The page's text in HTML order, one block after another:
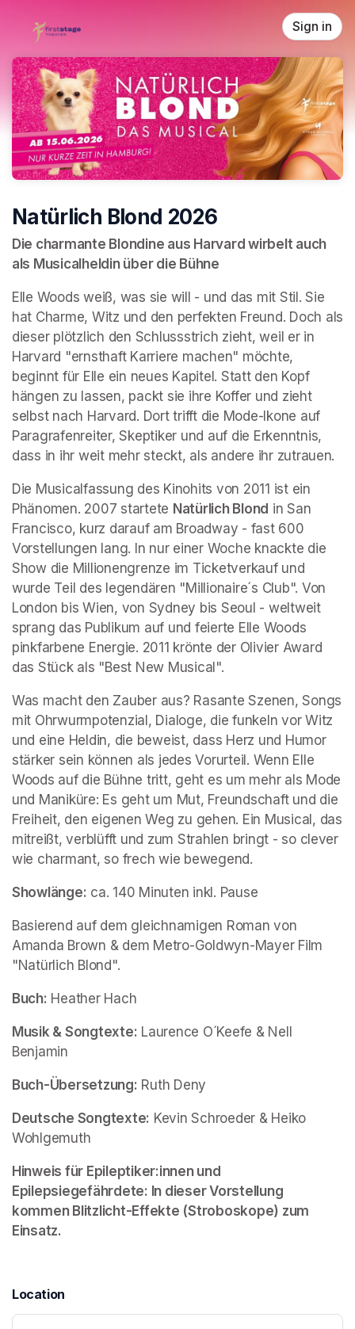
Sign in
Natürlich Blond 2026
Die charmante Blondine aus Harvard wirbelt auch
als Musicalheldin über die Bühne
Elle Woods weiß, was sie will - und das mit Stil. Sie
hat Charme, Witz und den perfekten Freund. Doch als
dieser plötzlich den Schlussstrich zieht, weil er in
Harvard "ernsthaft Karriere machen" möchte,
beginnt für Elle ein neues Kapitel. Statt den Kopf
hängen zu lassen, packt sie ihre Koffer und zieht
selbst nach Harvard. Dort trifft die Mode-Ikone auf
Paragrafenreiter, Skeptiker und auf die Erkenntnis,
dass in ihr weit mehr steckt, als andere ihr zutrauen.
Die Musicalfassung des Kinohits von 2011 ist ein
Phänomen. 2007 startete Natürlich Blond in San
Francisco, kurz darauf am Broadway - fast 600
Vorstellungen lang. In nur einer Woche knackte die
Show die Millionengrenze im Ticketverkauf und
wurde Teil des legendären "Millionaire´s Club". Von
London bis Wien, von Sydney bis Seoul - weltweit
sprang das Publikum auf und feierte Elle Woods
pinkfarbene Energie. 2011 krönte der Olivier Award
das Stück als "Best New Musical".
Was macht den Zauber aus? Rasante Szenen, Songs
mit Ohrwurmpotenzial, Dialoge, die funkeln vor Witz
und eine Heldin, die beweist, dass Herz und Humor
stärker sein können als jedes Vorurteil. Wenn Elle
Woods auf die Bühne tritt, geht es um mehr als Mode
und Maniküre: Es geht um Mut, Freundschaft und die
Freiheit, den eigenen Weg zu gehen. Ein Musical, das
mitreißt, verblüfft und zum Strahlen bringt - so clever
wie charmant, so frech wie bewegend.
Showlänge: ca. 140 Minuten inkl. Pause
Basierend auf dem gleichnamigen Roman von
Amanda Brown & dem Metro-Goldwyn-Mayer Film
"Natürlich Blond".
Buch: Heather Hach
Musik & Songtexte: Laurence O´Keefe & Nell
Benjamin
Buch-Übersetzung: Ruth Deny
Deutsche Songtexte: Kevin Schroeder & Heiko
Wohlgemuth
Hinweis für Epileptiker:innen und
Epilepsiegefährdete: In dieser Vorstellung
kommen Blitzlicht-Effekte (Stroboskope) zum
Einsatz.
Location